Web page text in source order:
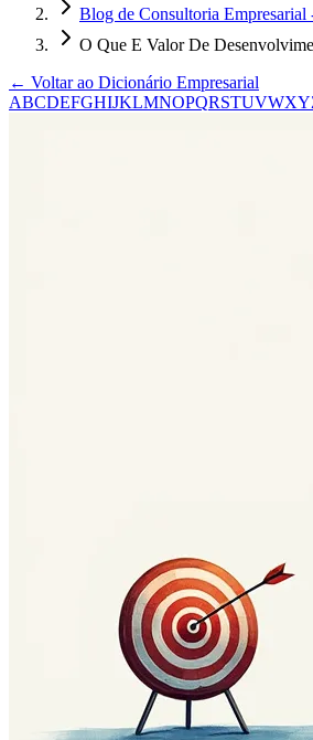
Blog de Consultoria Empresarial
O Que E Valor De
← Voltar ao Dicionário Empresarial
ABCDEFGHIJKLMNOPQRSTUVWXY